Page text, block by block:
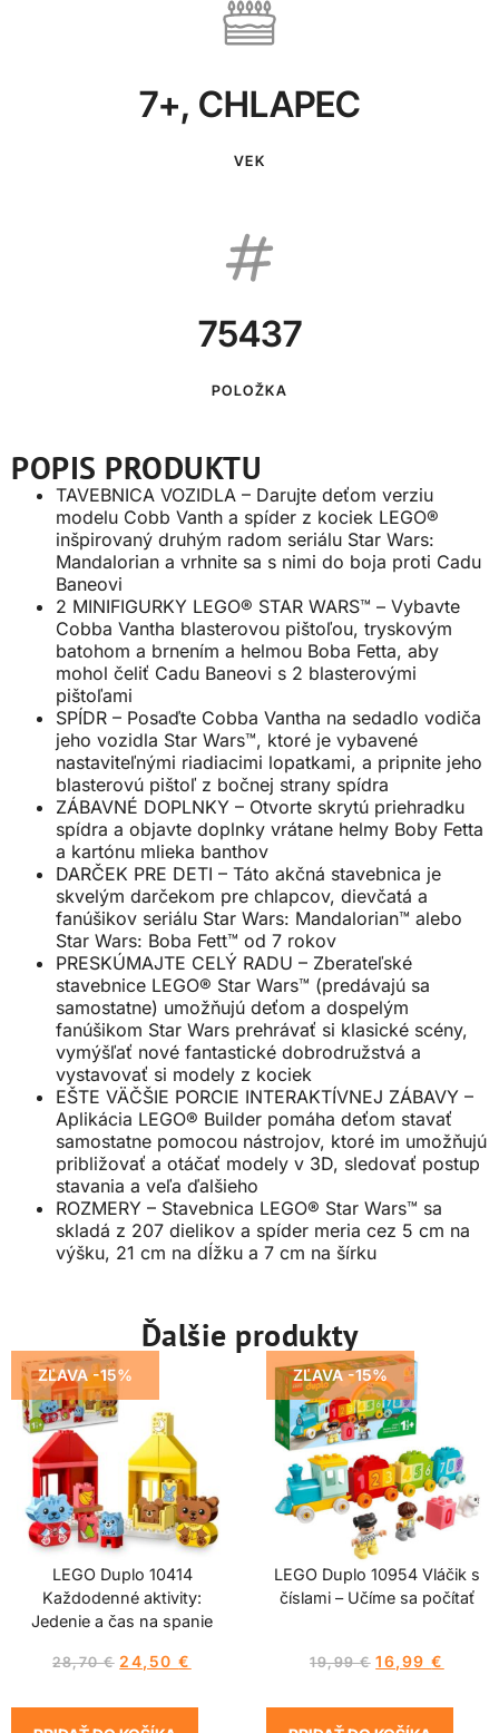
7+, CHLAPEC
VEK
75437
POLOŽKA
POPIS PRODUKTU
TAVEBNICA VOZIDLA – Darujte deťom verziu
modelu Cobb Vanth a spíder z kociek LEGO®
inšpirovaný druhým radom seriálu Star Wars:
Mandalorian a vrhnite sa s nimi do boja proti Cadu
Baneovi
2 MINIFIGURKY LEGO® STAR WARS™ – Vybavte
Cobba Vantha blasterovou pištoľou, tryskovým
batohom a brnením a helmou Boba Fetta, aby
mohol čeliť Cadu Baneovi s 2 blasterovými
pištoľami
SPÍDR – Posaďte Cobba Vantha na sedadlo vodiča
jeho vozidla Star Wars™, ktoré je vybavené
nastaviteľnými riadiacimi lopatkami, a pripnite jeho
blasterovú pištoľ z bočnej strany spídra
ZÁBAVNÉ DOPLNKY – Otvorte skrytú priehradku
spídra a objavte doplnky vrátane helmy Boby Fetta
a kartónu mlieka banthov
DARČEK PRE DETI – Táto akčná stavebnica je
skvelým darčekom pre chlapcov, dievčatá a
fanúšikov seriálu Star Wars: Mandalorian™ alebo
Star Wars: Boba Fett™ od 7 rokov
PRESKÚMAJTE CELÝ RADU – Zberateľské
stavebnice LEGO® Star Wars™ (predávajú sa
samostatne) umožňujú deťom a dospelým
fanúšikom Star Wars prehrávať si klasické scény,
vymýšľať nové fantastické dobrodružstvá a
vystavovať si modely z kociek
EŠTE VÄČŠIE PORCIE INTERAKTÍVNEJ ZÁBAVY –
Aplikácia LEGO® Builder pomáha deťom stavať
samostatne pomocou nástrojov, ktoré im umožňujú
približovať a otáčať modely v 3D, sledovať postup
stavania a veľa ďalšieho
ROZMERY – Stavebnica LEGO® Star Wars™ sa
skladá z 207 dielikov a spíder meria cez 5 cm na
výšku, 21 cm na dĺžku a 7 cm na šírku
Ďalšie produkty
ZĽAVA -15%
LEGO Duplo 10414
Každodenné aktivity:
Jedenie a čas na spanie
28,70€ 24,50€
ZĽAVA -15%
LEGO Duplo 10954 Vláčik s
číslami – Učíme sa počítať
19,99€ 16,99€